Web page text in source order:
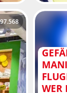
97.568
WER